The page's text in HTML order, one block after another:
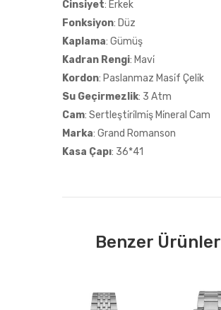
Cinsiyet: Erkek
Fonksiyon: Düz
Kaplama: Gümüş
Kadran Rengi: Mavi̇
Kordon: Paslanmaz Masi̇f Çeli̇k
Su Geçirmezlik: 3 Atm
Cam: Sertleşti̇ri̇lmi̇ş Mi̇neral Cam
Marka: Grand Romanson
Kasa Çapı: 36*41
Benzer Ürünler